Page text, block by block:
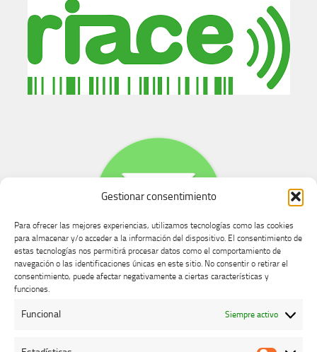
Gestionar consentimiento
Para ofrecer las mejores experiencias, utilizamos tecnologías como las cookies
para almacenar y/o acceder a la información del dispositivo. El consentimiento de
estas tecnologías nos permitirá procesar datos como el comportamiento de
navegación o las identificaciones únicas en este sitio. No consentir o retirar el
consentimiento, puede afectar negativamente a ciertas características y
funciones.
Funcional Siempre activo
Buzón de dudas, quejas y sugerencias